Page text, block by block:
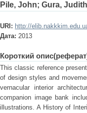
Pile, John; Gura, Judith
URI: http://
Дата: 2013
Короткий
This classic reference
of design styles and
vernacular interior
companion image bank
illustrations. A History of